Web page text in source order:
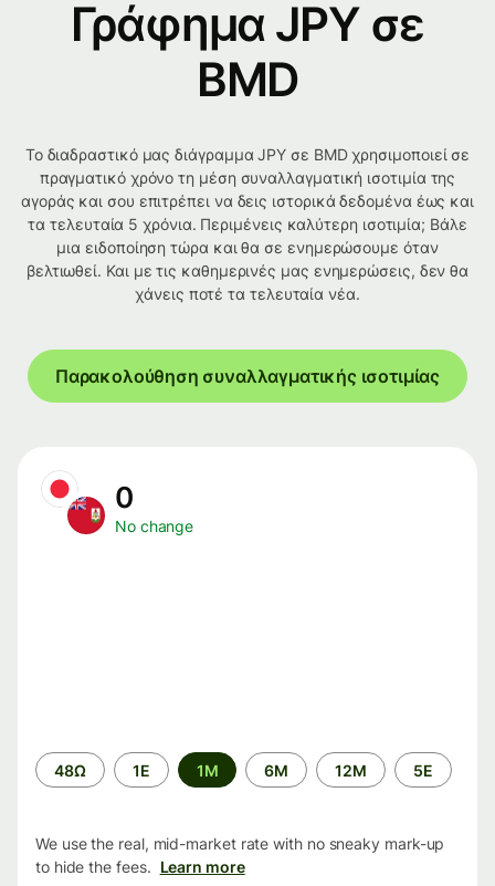
Γράφημα JPY σε
BMD
Το διαδραστικό μας διάγραμμα JPY σε BMD χρησιμοποιεί σε
πραγματικό χρόνο τη μέση συναλλαγματική ισοτιμία της
αγοράς και σου επιτρέπει να δεις ιστορικά δεδομένα έως και
τα τελευταία 5 χρόνια. Περιμένεις καλύτερη ισοτιμία; Βάλε
μια ειδοποίηση τώρα και θα σε ενημερώσουμε όταν
βελτιωθεί. Και με τις καθημερινές μας ενημερώσεις, δεν θα
χάνεις ποτέ τα τελευταία νέα.
Παρακολούθηση συναλλαγματικής ισοτιμίας
0
No change
Time
period
48Ω 1Ε 1M 6M 12M 5Ε
We use the real, mid-market rate with no sneaky mark-up
to hide the fees. Learn more